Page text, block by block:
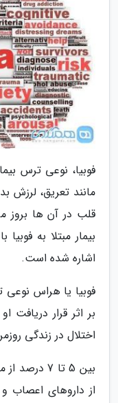
فوبیا، نوعی ترس
مانند تعریق،
قلب در آن ها بروز
بیمار مبتلا به
اشاره شده است.
فوبیا یا هراس نوعی
بر اثر قرار
اختلال در زندگی
بین 5 تا 7
از داروهای اعصاب